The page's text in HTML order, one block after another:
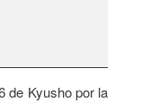
de Kyusho por la